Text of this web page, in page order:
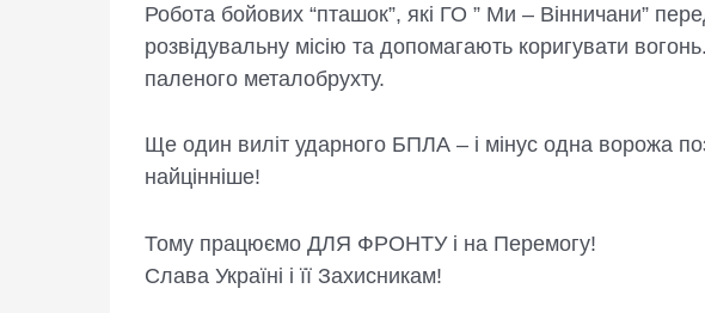
Робота бойових “пташок”, які ГО ” Ми – Вінничани”
розвідувальну місію та допомагають коригувати
паленого металобрухту.
Ще один виліт ударного БПЛА – і мінус одна ворожа
найцінніше!
Тому працюємо ДЛЯ ФРОНТУ і на Перемогу!
Слава Україні і її Захисникам!